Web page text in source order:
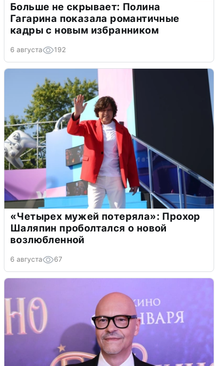
Больше не скрывает: Полина
Гагарина показала романтичные
кадры с новым избранником
6 августа 192
«Четырех мужей потеряла»: Прохор
Шаляпин проболтался о новой
возлюбленной
6 августа 67